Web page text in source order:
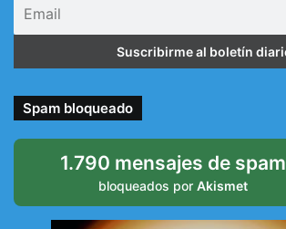
Spam bloqueado
1.790 mensajes de spam
bloqueados por Akismet